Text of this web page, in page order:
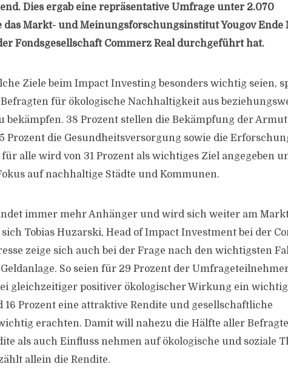
Dies ergab eine repräsentative Umfrage unter 2.070
das Markt- und Meinungsforschungsinstitut Yougov Ende
Fondsgesellschaft Commerz Real durchgeführt hat.
Ziele beim Impact Investing besonders wichtig seien,
für ökologische Nachhaltigkeit aus
bekämpfen. 38 Prozent stellen die Bekämpfung der
Prozent die Gesundheitsversorgung sowie die
alle wird von 31 Prozent als wichtiges Ziel angegeben
auf nachhaltige Städte und Kommunen.
immer mehr Anhänger und wird sich weiter am
Tobias Huzarski, Head of Impact Investment bei der
zeige sich auch bei der Frage nach den wichtigsten
So seien für 29 Prozent der
gleichzeitiger positiver ökologischer Wirkung ein
Prozent eine attraktive Rendite und gesellschaftliche
erachten. Damit will nahezu die Hälfte aller
als auch Einfluss nehmen auf ökologische und soziale
allein die Rendite.